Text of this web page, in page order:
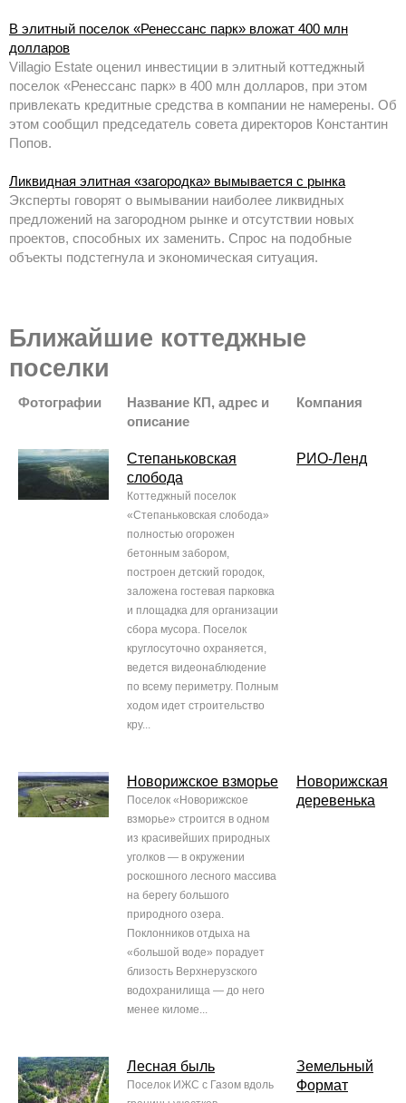
В элитный поселок «Ренессанс парк» вложат 400 млн
долларов
Villagio Estate оценил инвестиции в элитный коттеджный
поселок «Ренессанс парк» в 400 млн долларов, при этом
привлекать кредитные средства в компании не намерены. Об
этом сообщил председатель совета директоров Константин
Попов.
Ликвидная элитная «загородка» вымывается с рынка
Эксперты говорят о вымывании наиболее ликвидных
предложений на загородном рынке и отсутствии новых
проектов, способных их заменить. Спрос на подобные
объекты подстегнула и экономическая ситуация.
Ближайшие коттеджные
поселки
Фотографии
Название КП, адрес и
описание
Компания
Степаньковская
слобода
Коттеджный поселок
«Степаньковская слобода»
полностью огорожен
бетонным забором,
построен детский городок,
заложена гостевая парковка
и площадка для организации
сбора мусора. Поселок
круглосуточно охраняется,
ведется видеонаблюдение
по всему периметру. Полным
ходом идет строительство
кру...
РИО-Ленд
Новорижское взморье
Поселок «Новорижское
взморье» строится в одном
из красивейших природных
уголков — в окружении
роскошного лесного массива
на берегу большого
природного озера.
Поклонников отдыха на
«большой воде» порадует
близость Верхнерузского
водохранилища — до него
менее киломе...
Новорижская
деревенька
Лесная быль
Поселок ИЖС с Газом вдоль
Земельный
Формат